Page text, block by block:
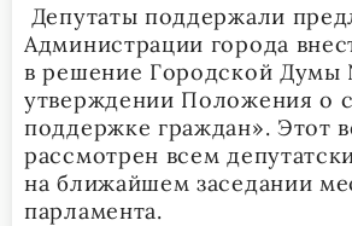
Депутаты поддержали
Администрации города
в решение Городской
утверждении Положения о
поддержке граждан». Этот
рассмотрен всем
на ближайшем заседании
парламента.